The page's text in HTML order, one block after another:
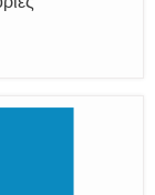
ή στο 112